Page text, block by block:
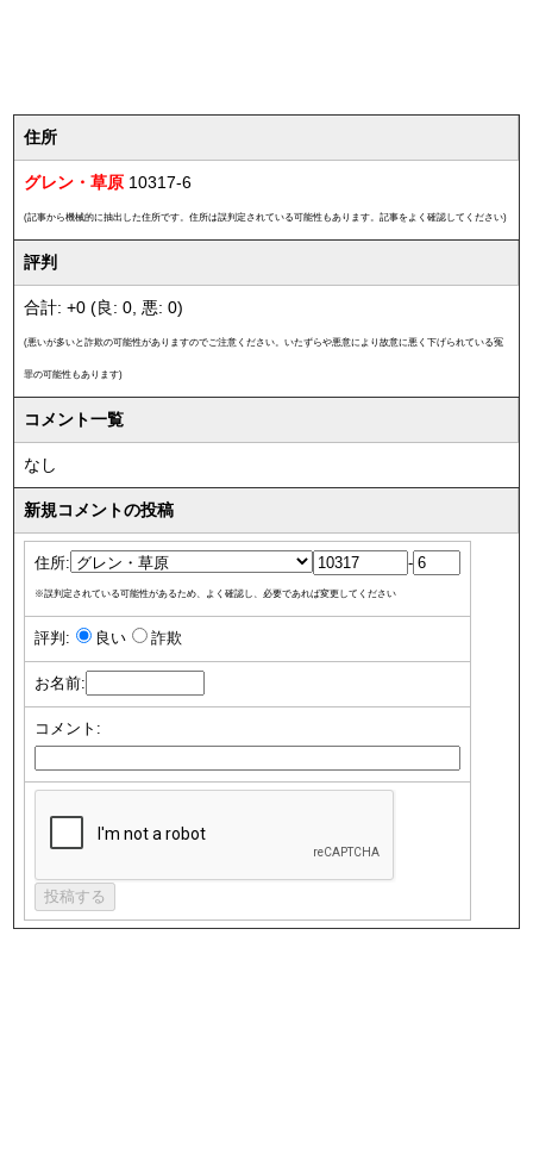
住所
グレン・草原 10317-6
(記事から機械的に抽出した住所です。住所は誤判定されている可能性もあります。記事をよく確認してください)
評判
合計: +0 (良: 0, 悪: 0)
(悪いが多いと詐欺の可能性がありますのでご注意ください。いたずらや悪意により故意に悪く下げられている冤
罪の可能性もあります)
コメント一覧
なし
新規コメントの投稿
住所: -
※誤判定されている可能性があるため、よく確認し、必要であれば変更してください
評判: 良い 詐欺
お名前:
コメント: